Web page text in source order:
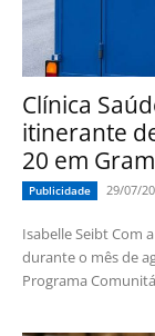
Clínica
itinerante
20 em
Publicidade 29/07/
Isabelle Seibt Com a expectativa de imunizar mais de 10 mil animais
durante o mês de
Programa